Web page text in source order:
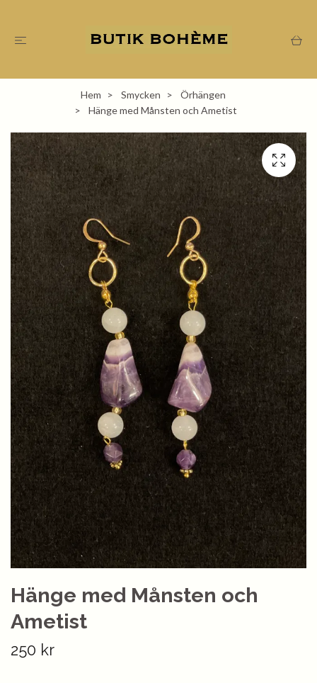
Hem Smycken
Örhängen
Hänge med Månsten och Ametist
Hänge med Månsten och
Ametist
250 kr